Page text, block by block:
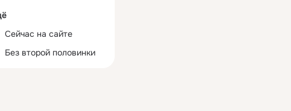
Сейчас на сайте
Без второй половинки